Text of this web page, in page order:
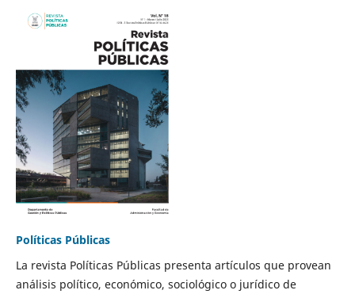
Políticas Públicas
La revista Políticas Públicas presenta artículos que provean
análisis político, económico, sociológico o jurídico de